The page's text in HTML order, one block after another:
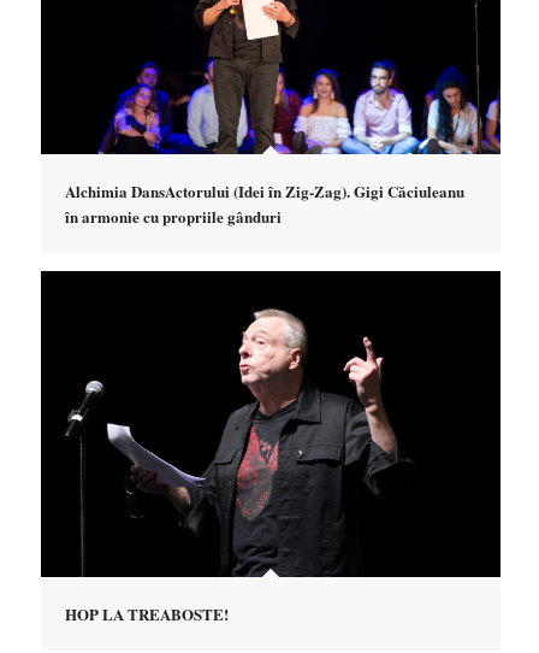
Alchimia DansActorului (Idei în Zig-Zag). Gigi Căciuleanu
în armonie cu propriile gânduri
HOP LA TREABOSTE!